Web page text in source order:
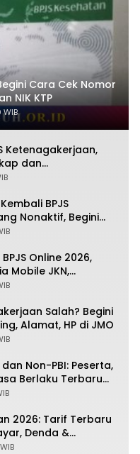
Cara Cek Nomor
NIK KTP
Ketenagakerjaan,
dan
BPJS
Nonaktif, Begini
Online 2026,
Mobile JKN,
Cabang
Salah? Begini
Alamat, HP di JMO
dan Non-PBI: Peserta,
Berlaku Terbaru
2026: Tarif Terbaru
Denda &
JKN-KIS